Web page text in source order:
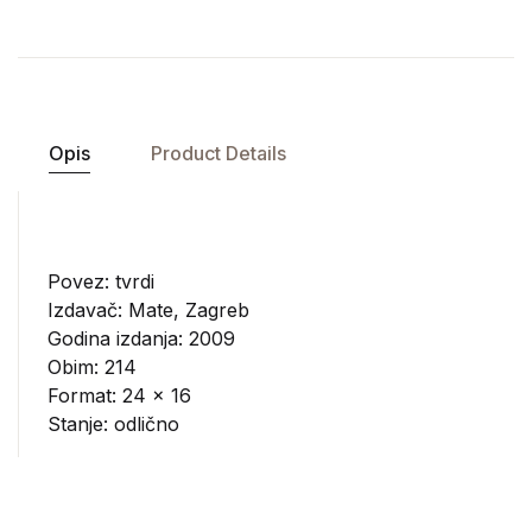
Opis Product Details
Povez: tvrdi
Izdavač: Mate, Zagreb
Godina izdanja: 2009
Obim: 214
Format: 24 x 16
Stanje: odlično